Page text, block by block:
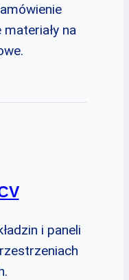
na
i paneli